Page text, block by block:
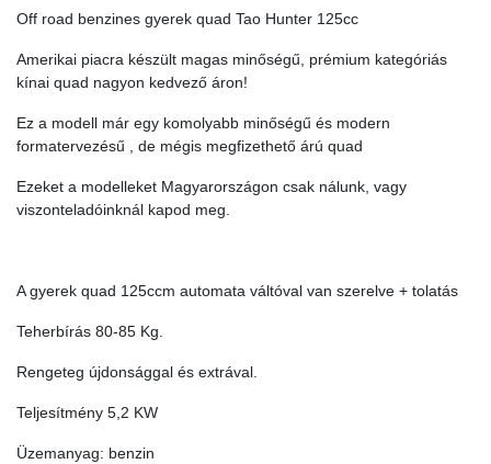
Off road benzines gyerek quad Tao Hunter 125cc
Amerikai piacra készült magas minőségű, prémium kategóriás
kínai quad nagyon kedvező áron!
Ez a modell már egy komolyabb minőségű és modern
formatervezésű , de mégis megfizethető árú quad
Ezeket a modelleket Magyarországon csak nálunk, vagy
viszonteladóinknál kapod meg.
A gyerek quad 125ccm automata váltóval van szerelve + tolatás
Teherbírás 80-85 Kg.
Rengeteg újdonsággal és extrával.
Teljesítmény 5,2 KW
Üzemanyag: benzin